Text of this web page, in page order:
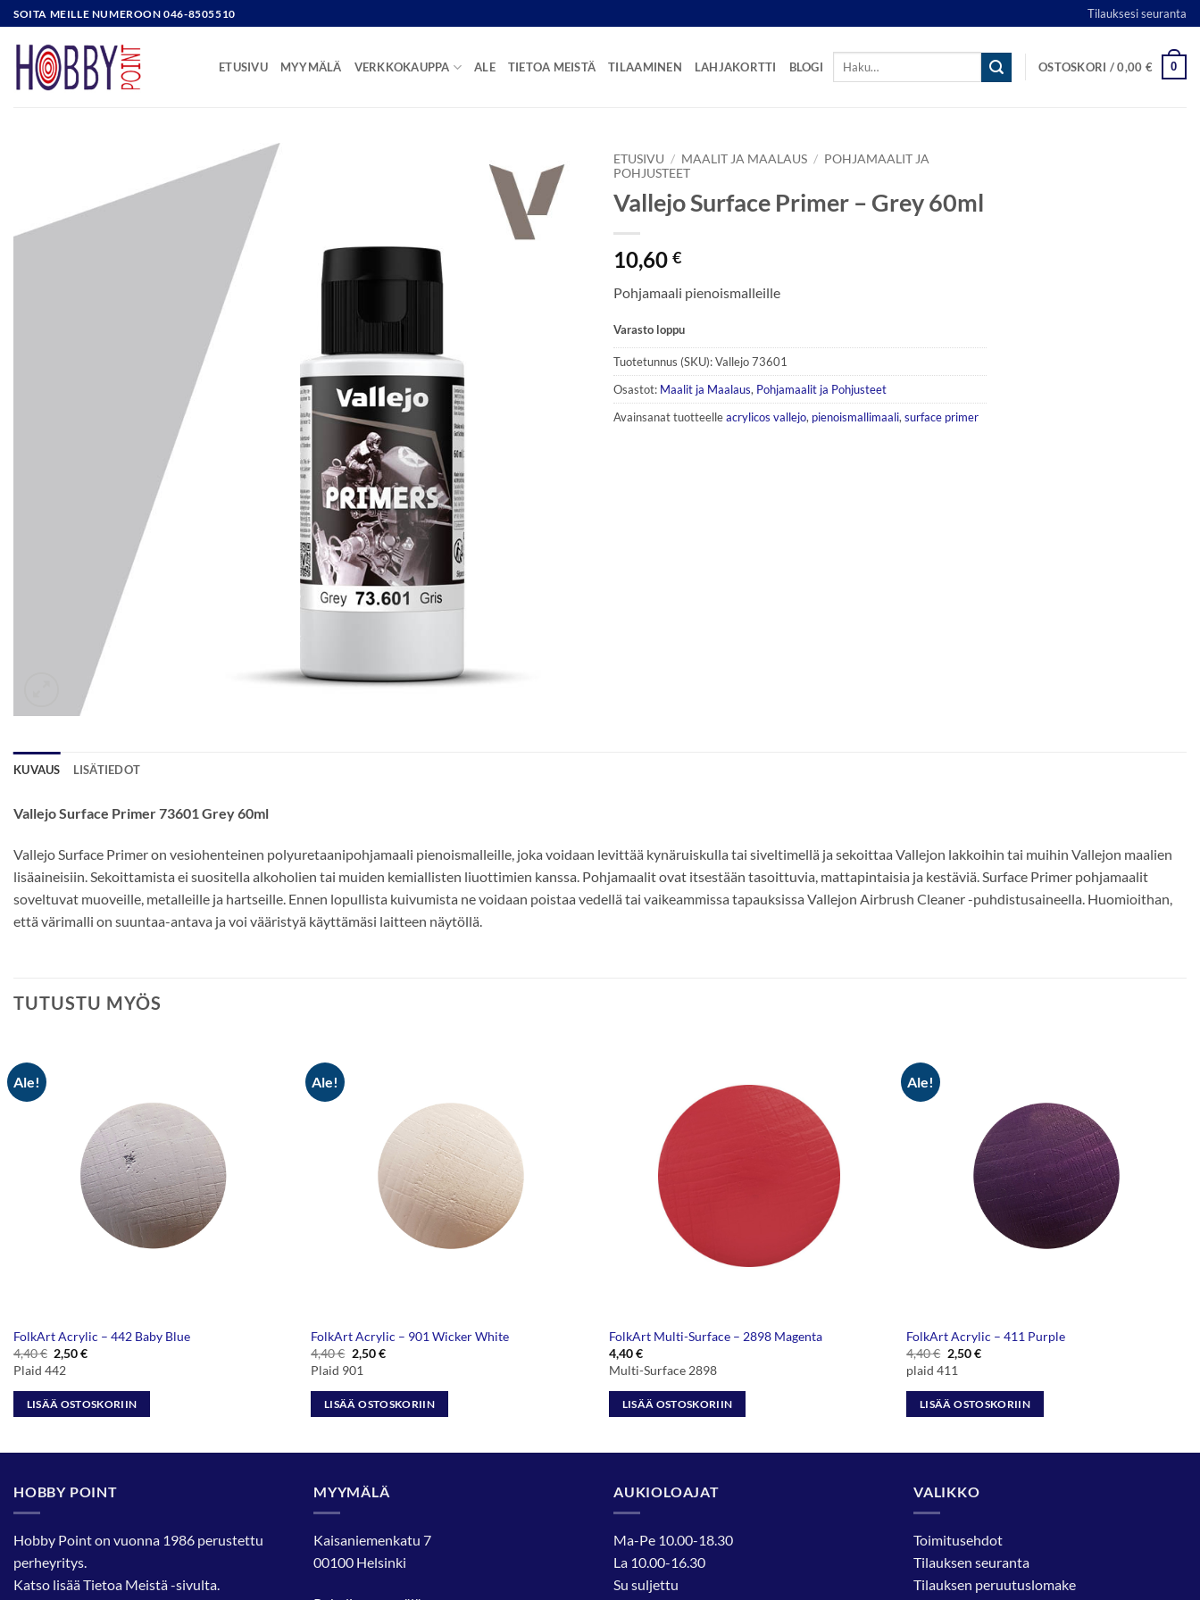
Skip
to
content
SOITA MEILLE NUMEROON 046-8505510 Tilauksesi seuranta
ETUSIVU MYYMÄLÄ VERKKOKAUPPA ALE TIETOA MEISTÄ TILAAMINEN LAHJAKORTTI BLOGI
Etsi:
OSTOSKORI /0,00 € 0
ETUSIVU / MAALIT JA MAALAUS / POHJAMAALIT JA
POHJUSTEET
Vallejo Surface Primer – Grey 60ml
10,60 €
Pohjamaali pienoismalleille
Varasto loppu
Tuotetunnus (SKU):Vallejo 73601
Osastot: Maalit ja Maalaus, Pohjamaalit ja Pohjusteet
Avainsanat tuotteelleacrylicos vallejo, pienoismallimaali,surface primer
KUVAUS LISÄTIEDOT
Vallejo Surface Primer 73601 Grey 60ml
Vallejo Surface Primer on vesiohenteinen polyuretaanipohjamaali pienoismalleille, joka voidaan levittää kynäruiskulla tai siveltimellä ja sekoittaa Vallejon lakkoihin tai muihin Vallejon maalien
lisäaineisiin. Sekoittamista ei suositella alkoholien tai muiden kemiallisten liuottimien kanssa. Pohjamaalit ovat itsestään tasoittuvia, mattapintaisia ja kestäviä. Surface Primer pohjamaalit
soveltuvat muoveille, metalleille ja hartseille. Ennen lopullista kuivumista ne voidaan poistaa vedellä tai vaikeammissa tapauksissa Vallejon Airbrush Cleaner -puhdistusaineella. Huomioithan,
että värimalli on suuntaa-antava ja voi vääristyä käyttämäsi laitteen näytöllä.
TUTUSTU MYÖS
Ale!
FolkArt Acrylic – 442 Baby Blue
4,40€ Alkuperäinen
hinta
oli:
4,40 €.
2,50€Nykyinen
2,50 €.
Plaid 442
LISÄÄ OSTOSKORIIN
Ale!
FolkArt Acrylic – 901 Wicker White
4,40€ Alkuperäinen
hinta
oli:
4,40 €.
2,50€Nykyinen
2,50 €.
Plaid 901
LISÄÄ OSTOSKORIIN
FolkArt Multi-Surface – 2898 Magenta
4,40€
Multi-Surface 2898
LISÄÄ OSTOSKORIIN
Ale!
FolkArt Acrylic – 411 Purple
4,40€ Alkuperäinen
hinta
oli:
4,40 €.
2,50€Nykyinen
2,50 €.
plaid 411
LISÄÄ OSTOSKORIIN
HOBBY POINT
Hobby Point on vuonna 1986 perustettu
perheyritys.
Katso lisääTietoa Meistä-sivulta.
MYYMÄLÄ
Kaisaniemenkatu 7
00100 Helsinki
AUKIOLOAJAT
Ma-Pe 10.00-18.30
La 10.00-16.30
Su suljettu
VALIKKO
Toimitusehdot
Tilauksen seuranta
Tilauksen peruutuslomake